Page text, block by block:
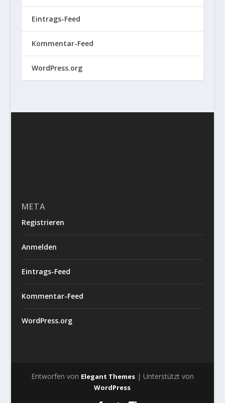
Eintrags-Feed
Kommentar-Feed
WordPress.org
META
Registrieren
Anmelden
Eintrags-Feed
Kommentar-Feed
WordPress.org
Entworfen von Elegant Themes| Unterstützt von
WordPress